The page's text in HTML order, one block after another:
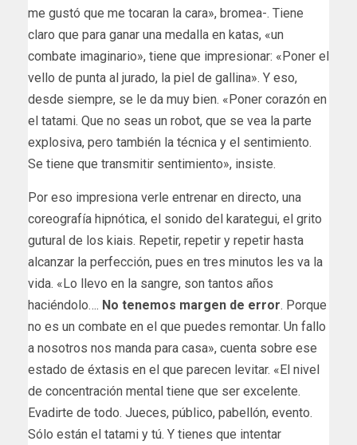
me gustó que me tocaran la cara», bromea-. Tiene
claro que para ganar una medalla en katas, «un
combate imaginario», tiene que impresionar: «Poner el
vello de punta al jurado, la piel de gallina». Y eso,
desde siempre, se le da muy bien. «Poner corazón en
el tatami. Que no seas un robot, que se vea la parte
explosiva, pero también la técnica y el sentimiento.
Se tiene que transmitir sentimiento», insiste.
Por eso impresiona verle entrenar en directo, una
coreografía hipnótica, el sonido del karategui, el grito
gutural de los kiais. Repetir, repetir y repetir hasta
alcanzar la perfección, pues en tres minutos les va la
vida. «Lo llevo en la sangre, son tantos años
haciéndolo…. No tenemos margen de error. Porque
no es un combate en el que puedes remontar. Un fallo
a nosotros nos manda para casa», cuenta sobre ese
estado de éxtasis en el que parecen levitar. «El nivel
de concentración mental tiene que ser excelente.
Evadirte de todo. Jueces, público, pabellón, evento.
Sólo están el tatami y tú. Y tienes que intentar